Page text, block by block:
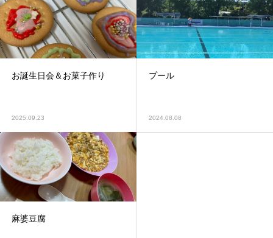
お誕生日会＆お菓子作り
2025.09.23
プール
2024.08.08
麻婆豆腐